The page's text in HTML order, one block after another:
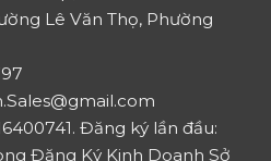
Lê Văn Thọ, Phường
Đăng ký lần đầu:
Đăng Ký Kinh Doanh Sở